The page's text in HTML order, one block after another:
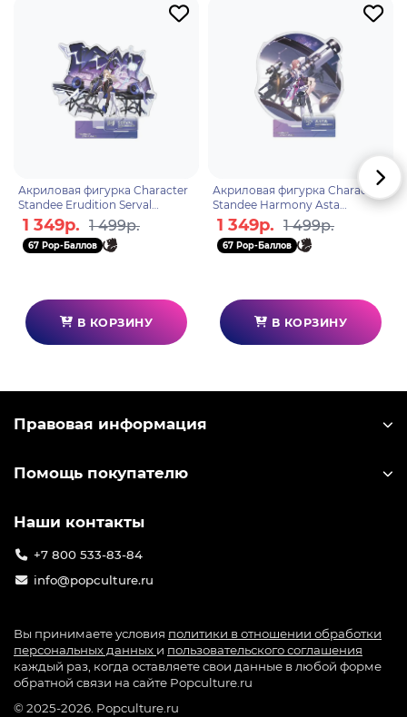
приключений "Кроты" и приемная дочь
Ферсмана. Она рассматривает жизнь как
возможность свободы и бесчисленных
приключений.
Акриловая фигурка Character
Standee Erudition Serval
6976068142584
1 349р. 1 499р.
67 Pop-Баллов
В КОРЗИНУ
Акриловая фигурка Character
Standee Harmony Asta
6975628249749
1 349р. 1 499р.
67 Pop-Баллов
В КОРЗИНУ
Правовая информация
Помощь покупателю
Наши контакты
+7 800 533-83-84
info@popculture.ru
Вы принимаете условия политики в отношении обработки
персональных данных и пользовательского соглашения
каждый раз, когда оставляете свои данные в любой форме
обратной связи на сайте Popculture.ru
© 2025-2026. Popculture.ru